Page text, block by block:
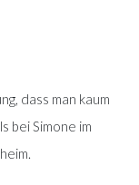
dass man kaum
bei Simone im